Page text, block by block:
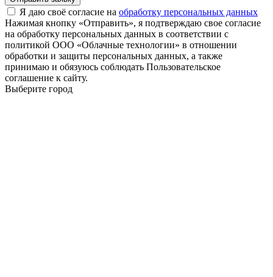
Я даю своё согласие на обработку персональных данных
Нажимая кнопку «Отправить», я подтверждаю свое согласие
на обработку персональных данных в соответствии с
политикой ООО «Облачные технологии» в отношении
обработки и защиты персональных данных, а также
принимаю и обязуюсь соблюдать Пользовательское
соглашение к сайту.
Выберите город